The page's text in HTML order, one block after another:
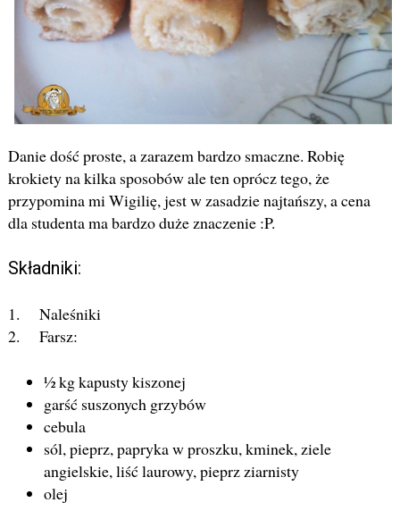
Danie dość proste, a zarazem bardzo smaczne. Robię
krokiety na kilka sposobów ale ten oprócz tego, że
przypomina mi Wigilię, jest w zasadzie najtańszy, a cena
dla studenta ma bardzo duże znaczenie :P.
Składniki:
1. Naleśniki
2. Farsz:
½ kg kapusty kiszonej
garść suszonych grzybów
cebula
sól, pieprz, papryka w proszku, kminek, ziele
angielskie, liść laurowy, pieprz ziarnisty
olej